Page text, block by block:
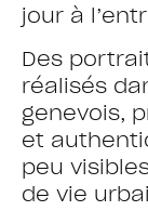
jour à
Des
réalisés
genevois,
et
peu
de vie